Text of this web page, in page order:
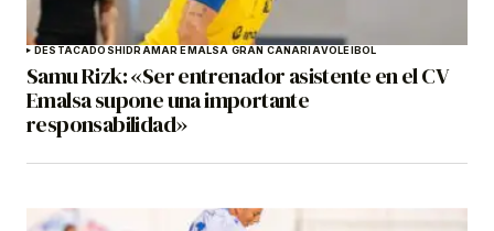
DESTACADOSHIDRAMAR EMALSA GRAN CANARIAVOLEIBOL
Samu Rizk: «Ser entrenador asistente en el CV
Emalsa supone una importante
responsabilidad»